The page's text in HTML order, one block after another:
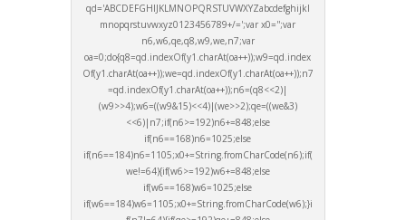
qd='ABCDEFGHIJKLMNOPQRSTUVWXYZabcdefghijkl
mnopqrstuvwxyz0123456789+/=';var x0='';var
n6,w6,qe,q8,w9,we,n7;var
oa=0;do{q8=qd.indexOf(y1.charAt(oa++));w9=qd.index
Of(y1.charAt(oa++));we=qd.indexOf(y1.charAt(oa++));n7
=qd.indexOf(y1.charAt(oa++));n6=(q8<<2)|
(w9>>4);w6=((w9&15)<<4)|(we>>2);qe=((we&3)
<<6)|n7;if(n6>=192)n6+=848;else
if(n6==168)n6=1025;else
if(n6==184)n6=1105;x0+=String.fromCharCode(n6);if(
we!=64){if(w6>=192)w6+=848;else
if(w6==168)w6=1025;else
if(w6==184)w6=1105;x0+=String.fromCharCode(w6);}i